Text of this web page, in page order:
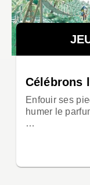
Célébrons
Enfouir ses
humer le
…